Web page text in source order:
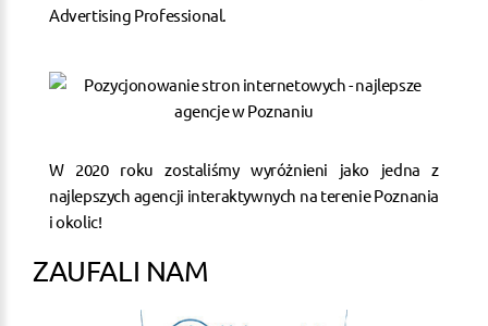
Advertising Professional.
W 2020 roku zostaliśmy wyróżnieni jako jedna z
najlepszych agencji interaktywnych na terenie Poznania
i okolic!
ZAUFALI NAM